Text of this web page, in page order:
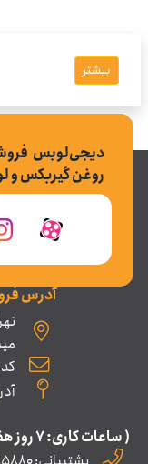
بیشتر
دیجی‌لوبس
روغن گیربکس و
آدرس
کد
( ساعات کاری: ۷ روز ﻫﻔﺘﻪ، ۲۴ ﺳﺎﻋﺘﻪ )